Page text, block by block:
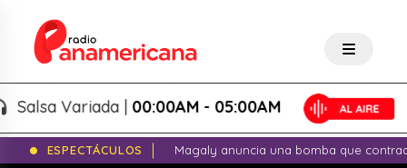
Variada |00:00AM - 05:00AM
ESPECTÁCULOS
Magaly anuncia una bomba que